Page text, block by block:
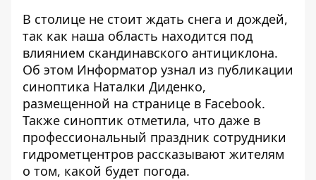
В столице не стоит ждать снега и дождей,
так как наша область находится под
влиянием скандинавского антициклона.
Об этом Информатор узнал из публикации
синоптика Наталки Диденко,
размещенной на странице в Facebook.
Также синоптик отметила, что даже в
профессиональный праздник сотрудники
гидрометцентров рассказывают жителям
о том, какой будет погода.